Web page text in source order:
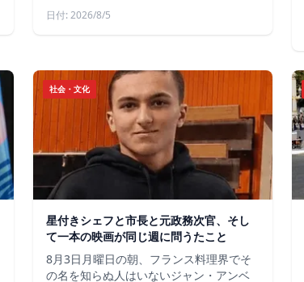
日付: 2026/8/5
社会・文化
星付きシェフと市長と元政務次官、そし
て一本の映画が同じ週に問うたこと
8月3日月曜日の朝、フランス料理界でそ
の名を知らぬ人はいないジャン・アンベ